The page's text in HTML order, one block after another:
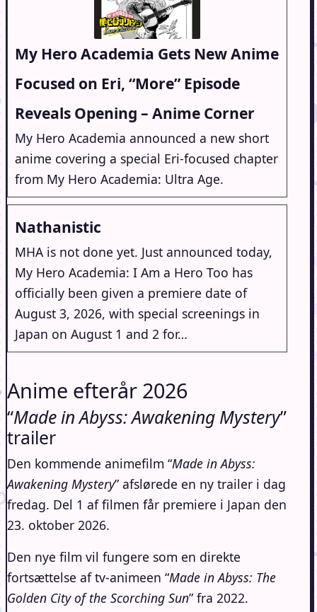
My Hero Academia Gets New Anime
Focused on Eri, “More” Episode
Reveals Opening – Anime Corner
My Hero Academia announced a new short
anime covering a special Eri-focused chapter
from My Hero Academia: Ultra Age.
Nathanistic
MHA is not done yet. Just announced today,
My Hero Academia: I Am a Hero Too has
officially been given a premiere date of
August 3, 2026, with special screenings in
Japan on August 1 and 2 for…
Anime efterår 2026
“Made in Abyss: Awakening Mystery”
trailer
Den kommende animefilm “Made in Abyss:
Awakening Mystery” afslørede en ny trailer i dag
fredag. Del 1 af filmen får premiere i Japan den
23. oktober 2026.
Den nye film vil fungere som en direkte
fortsættelse af tv-animeen “Made in Abyss: The
Golden City of the Scorching Sun” fra 2022.